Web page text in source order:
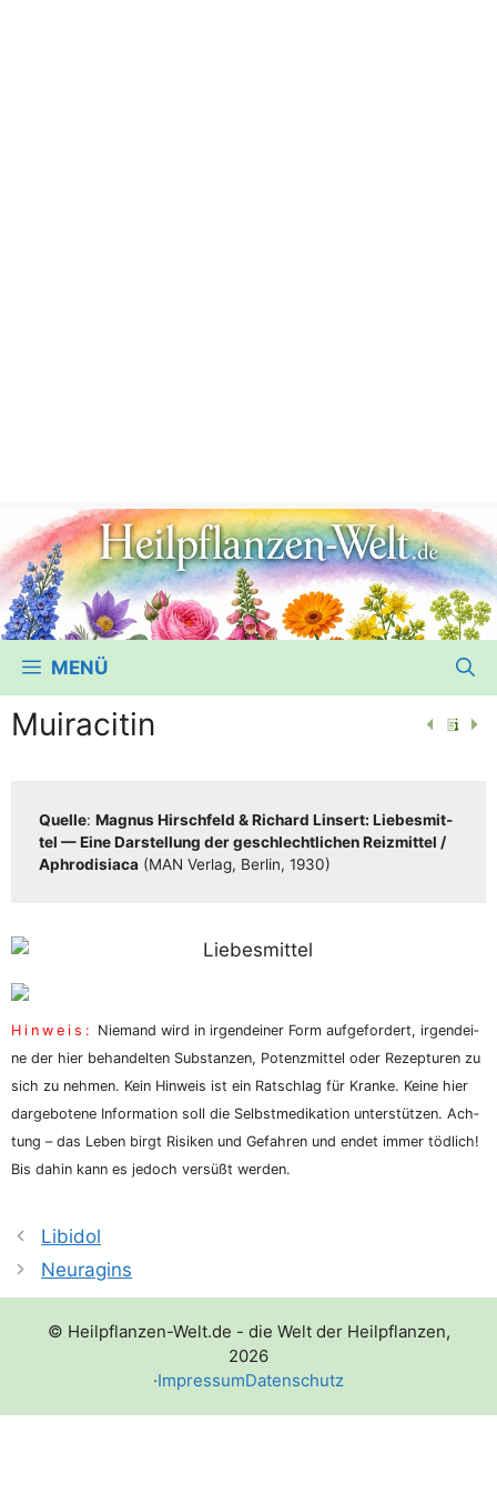
MENÜ
Muiracitin
Quel­le: Magnus Hirsch­feld & Richard Lin­sert: Lie­bes­mit­
tel — Eine Dar­stel­lung der geschlecht­li­chen Reiz­mit­tel /​​
Aphro­di­sia­ca (MAN Ver­lag, Ber­lin, 1930)
Hin­weis: Nie­mand wird in irgend­ei­ner Form auf­ge­for­dert, irgend­ei­
ne der hier behan­del­ten Sub­stan­zen, Potenz­mit­tel oder Rezep­tu­ren zu
sich zu neh­men. Kein Hin­weis ist ein Rat­schlag für Kran­ke. Kei­ne hier
dar­ge­bo­te­ne Infor­ma­ti­on soll die Selbst­me­di­ka­ti­on unter­stüt­zen. Ach­
tung – das Leben birgt Risi­ken und Gefah­ren und endet immer töd­lich!
Bis dahin kann es jedoch ver­süßt werden.
Libidol
Neuragins
© Heilpflanzen-Welt.de - die Welt der Heilpflanzen,
2026
·ImpressumDatenschutz